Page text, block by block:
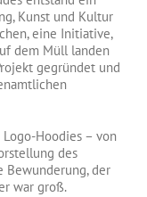
Kunst und Kultur
eine Initiative,
dem Müll landen
gegründet und
Hoodies – von
des
Bewunderung, der
war groß.